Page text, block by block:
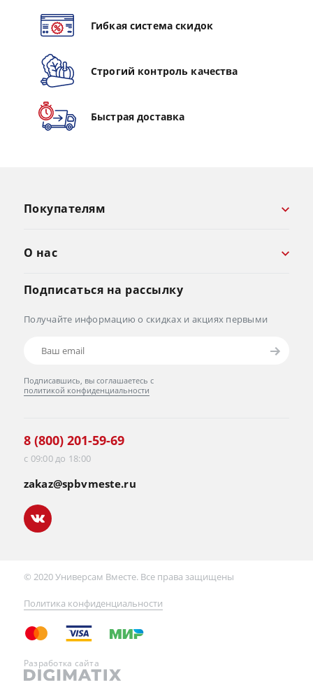
Гибкая система скидок
Строгий контроль качества
Быстрая доставка
Покупателям
О нас
Подписаться на рассылку
Получайте информацию о скидках и акциях первыми
Подписавшись, вы соглашаетесь с
политикой конфиденциальности
8 (800) 201-59-69
с 09:00 до 18:00
zakaz@spbvmeste.ru
© 2020 Универсам Вместе. Все права защищены
Политика конфиденциальности
Разработка сайта